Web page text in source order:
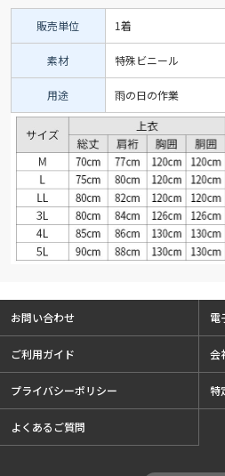
販売単位 1着
素材 特殊ビニール
用途 雨の日の作業
お問い合わせ 電
ご利用ガイド 会
プライバシーポリシー 特
よくあるご質問